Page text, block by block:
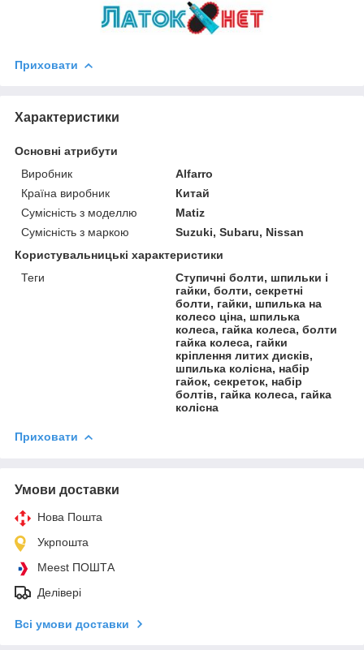
Приховати
Характеристики
Основні атрибути
Виробник
Alfarro
Країна виробник
Китай
Сумісність з моделлю
Matiz
Сумісність з маркою
Suzuki, Subaru, Nissan
Користувальницькі характеристики
Теги
Ступичні болти, шпильки і
гайки, болти, секретні
болти, гайки, шпилька на
колесо ціна, шпилька
колеса, гайка колеса, болти
гайка колеса, гайки
кріплення литих дисків,
шпилька колісна, набір
гайок, секреток, набір
болтів, гайка колеса, гайка
колісна
Приховати
Умови доставки
Нова Пошта
Укрпошта
Meest ПОШТА
Делівері
Всі умови доставки